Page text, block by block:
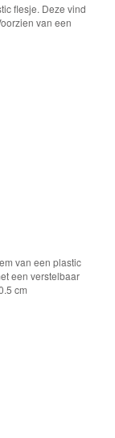
flesje. Deze vind
van een
van een plastic
een verstelbaar
cm